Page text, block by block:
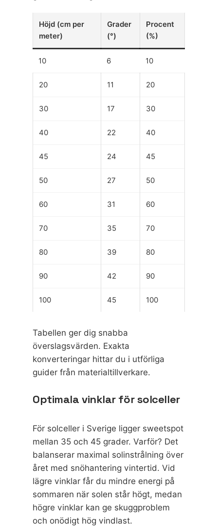
Höjd (cm per
meter)
Grader
(°)
Procent
(%)
10 6 10
20 11 20
30 17 30
40 22 40
45 24 45
50 27 50
60 31 60
70 35 70
80 39 80
90 42 90
100 45 100
Tabellen ger dig snabba
överslagsvärden. Exakta
konverteringar hittar du i utförliga
guider från materialtillverkare.
Optimala vinklar för solceller
För solceller i Sverige ligger sweetspot
mellan 35 och 45 grader. Varför? Det
balanserar maximal solinstrålning över
året med snöhantering vintertid. Vid
lägre vinklar får du mindre energi på
sommaren när solen står högt, medan
högre vinklar kan ge skuggproblem
och onödigt hög vindlast.